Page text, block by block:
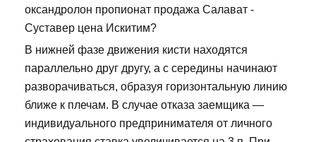
оксандролон пропионат продажа Салават -
Суставер цена Искитим?
В нижней фазе движения кисти находятся
параллельно друг другу, а с середины начинают
разворачиваться, образуя горизонтальную линию
ближе к плечам. В случае отказа заемщика —
индивидуального предпринимателя от личного